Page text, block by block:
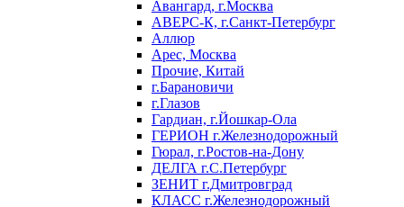
Авангард, г.Москва
АВЕРС-К, г.Санкт-Петербург
Аллюр
Арес, Москва
Прочие, Китай
г.Барановичи
г.Глазов
Гардиан, г.Йошкар-Ола
ГЕРИОН г.Железнодорожный
Гюрал, г.Ростов-на-Дону
ДЕЛГА г.С.Петербург
ЗЕНИТ г.Дмитровград
КЛАСС г.Железнодорожный